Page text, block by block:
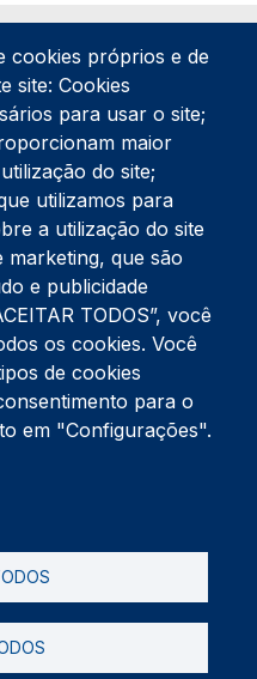
da Nazaré
cookies próprios e de
site: Cookies
para usar o site;
maior
do site;
utilizamos para
a utilização do site
marketing, que são
e publicidade
TODOS”, você
os cookies. Você
de cookies
para o
em "Configurações".